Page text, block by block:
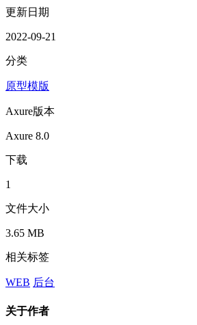
更新日期
2022-09-21
分类
原型模版
Axure版本
Axure 8.0
下载
1
文件大小
3.65 MB
相关标签
WEB 后台
关于作者